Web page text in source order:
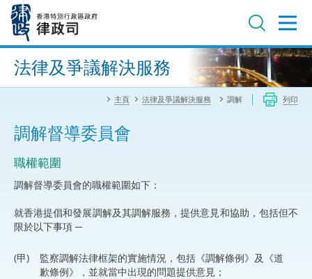
內
進階搜尋
法律及爭議解決服務
主頁 法律及爭議解決服務 調解 列印
調解督導委員會
職權範圍
調解督導委員會的職權範圍如下：
就香港提倡和發展調解及其調解服務，提供意見和協助，包括但不
限於以下事項 ─
(甲)
監察調解法律框架的實施情況，包括《調解條例》及《道
歉條例》，並就當中出現的問題提供意見；